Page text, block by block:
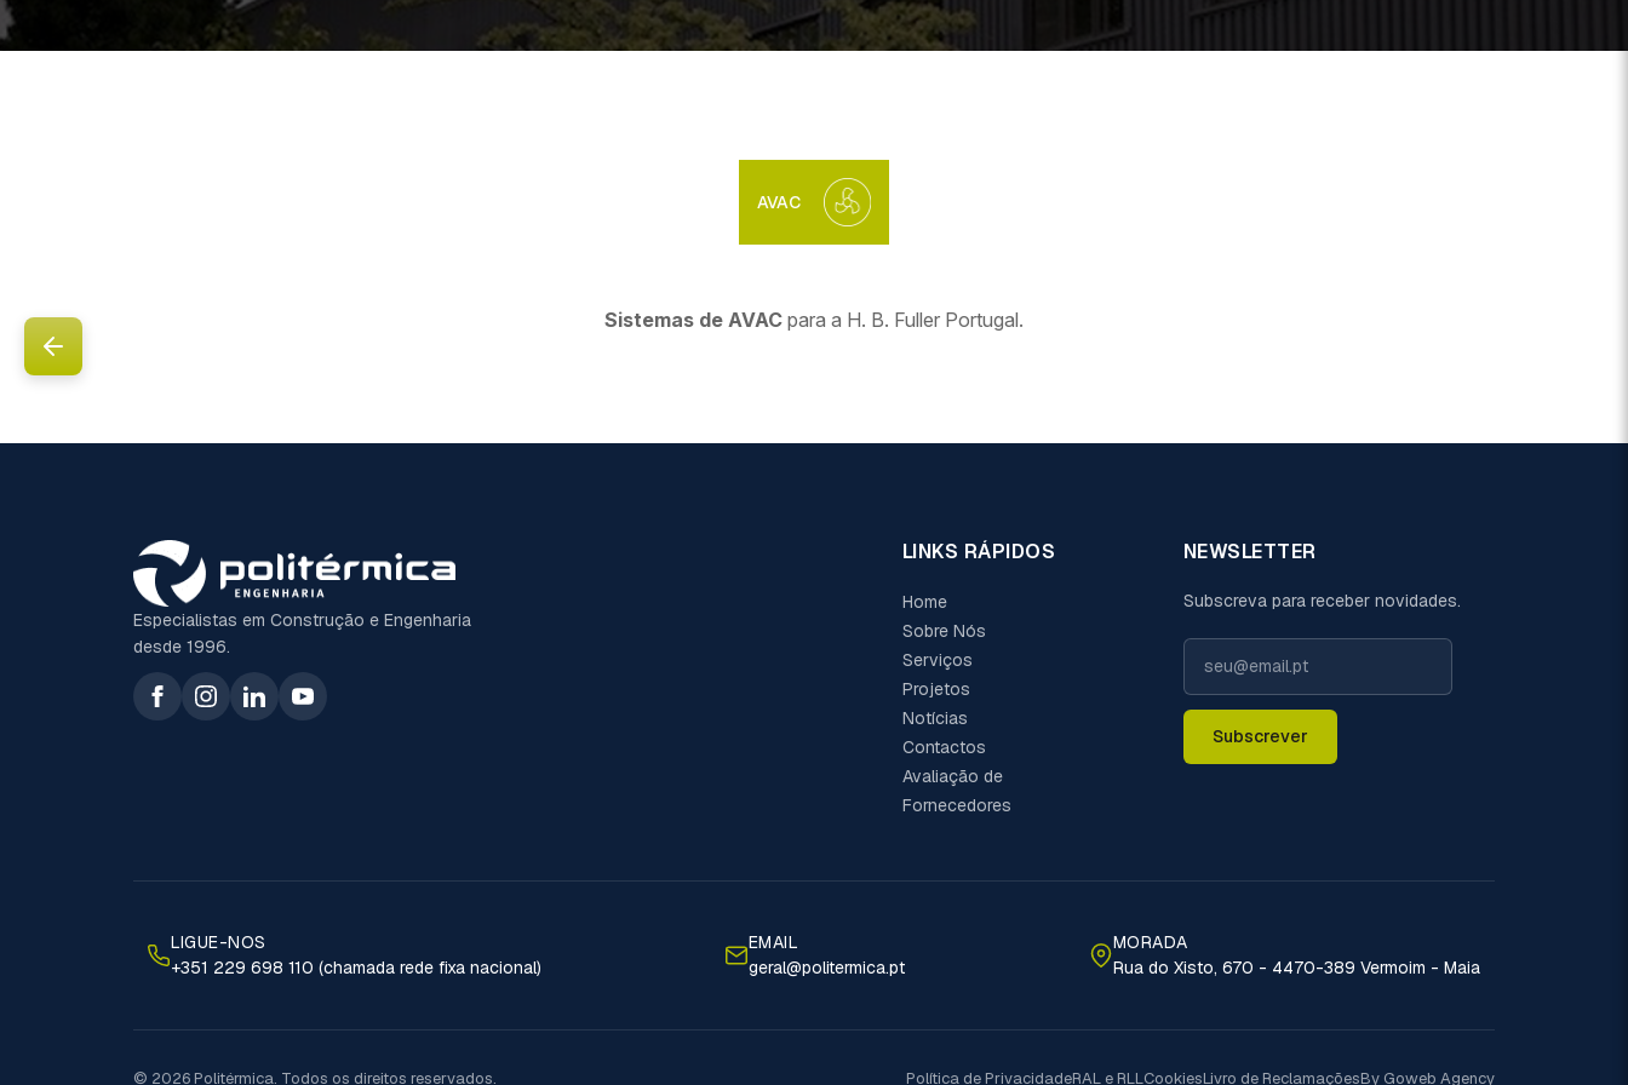
AVAC
Sistemas de AVAC para a H. B. Fuller Portugal.
Especialistas em Construção e Engenharia
desde 1996.
LINKS RÁPIDOS
Home
Sobre Nós
Serviços
Projetos
Notícias
Contactos
Avaliação de
Fornecedores
NEWSLETTER
Subscreva para receber novidades.
Subscrever
LIGUE-NOS
+351 229 698 110 (chamada rede fixa nacional)
EMAIL
geral@politermica.pt
MORADA
Rua do Xisto, 670 - 4470-389 Vermoim - Maia
© 2026 Politérmica. Todos os direitos reservados. Política de PrivacidadeRAL e RLLCookiesLivro de ReclamaçõesBy Goweb Agency